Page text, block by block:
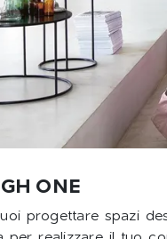
ONE
progettare spazi